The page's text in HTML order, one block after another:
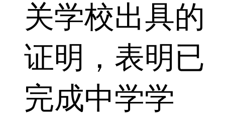
关学校出具的
证明，表明已
完成中学学